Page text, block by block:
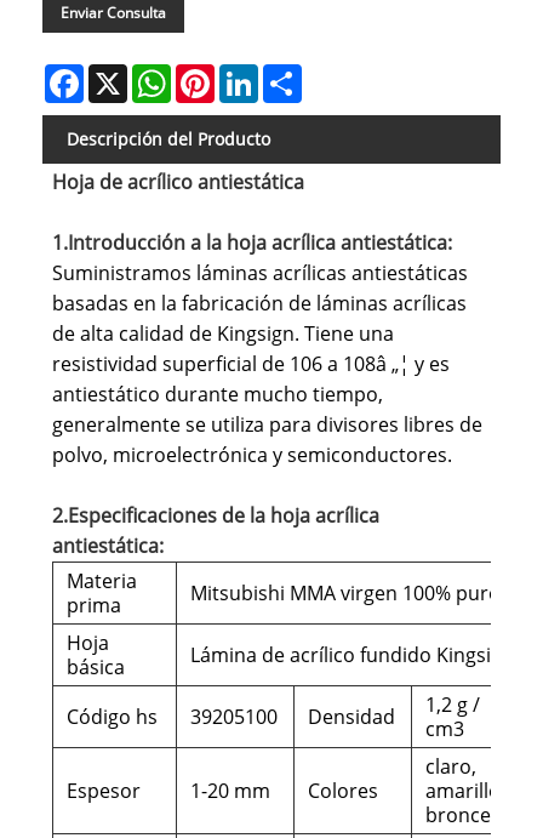
Enviar Consulta
Facebook
X WhatsAppPinterestLinkedIn
Descripción del Producto
Hoja de acrílico antiestática
1.Introducción a la hoja acrílica antiestática:
Suministramos láminas acrílicas antiestáticas
basadas en la fabricación de láminas acrílicas
de alta calidad de Kingsign. Tiene una
resistividad superficial de 106 a 108â „¦ y es
antiestático durante mucho tiempo,
generalmente se utiliza para divisores libres de
polvo, microelectrónica y semiconductores.
2.Especificaciones de la hoja acrílica
antiestática:
Materia
prima
Mitsubishi MMA virgen 100% puro
Hoja
básica
Lámina de acrílico fundido Kingsign
Código hs 39205100 Densidad
1,2 g /
cm3
Espesor 1-20 mm Colores
claro,
amarillo,
bronce